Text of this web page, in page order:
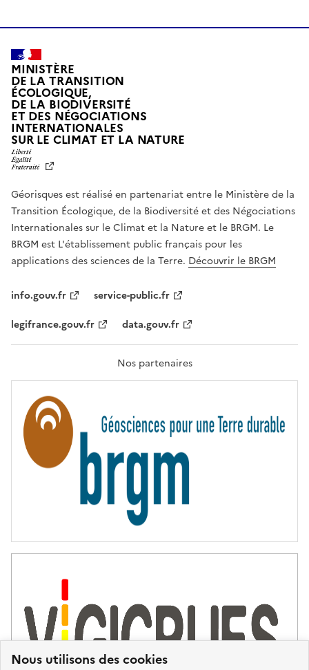
Nous utilisons des cookies
MINISTÈRE
DE LA TRANSITION
ÉCOLOGIQUE,
DE LA BIODIVERSITÉ
ET DES NÉGOCIATIONS
INTERNATIONALES
SUR LE CLIMAT ET LA NATUREL
T
É
,
É
G
A
L
F
A
T
R
T
É
Géorisques est réalisé en partenariat entre le Ministère de la
Transition Écologique, de la Biodiversité et des Négociations
Internationales sur le Climat et la Nature et le BRGM. Le
BRGM est L'établissement public français pour les
applications des sciences de la Terre. Découvrir le BRGM
info.gouv.fr
service-public.fr
legifrance.gouv.fr
data.gouv.fr
Nos partenaires